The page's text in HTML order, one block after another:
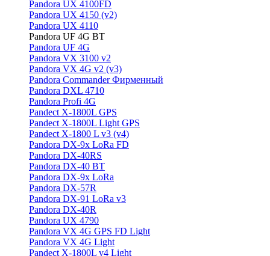
Pandora UX 4100FD
Pandora UX 4150 (v2)
Pandora UX 4110
Pandora UF 4G BT
Pandora UF 4G
Pandora VX 3100 v2
Pandora VX 4G v2 (v3)
Pandora Commander Фирменный
Pandora DXL 4710
Pandora Profi 4G
Pandect X-1800L GPS
Pandect X-1800L Light GPS
Pandect X-1800 L v3 (v4)
Pandora DX-9x LoRa FD
Pandora DX-40RS
Pandora DX-40 BT
Pandora DX-9x LoRa
Pandora DX-57R
Pandora DX-91 LoRa v3
Pandora DX-40R
Pandora UX 4790
Pandora VX 4G GPS FD Light
Pandora VX 4G Light
Pandect X-1800L v4 Light